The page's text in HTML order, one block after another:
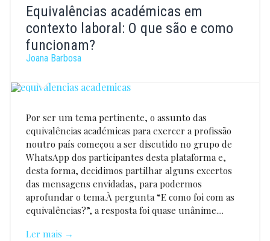
Cerqueira
Equivalências académicas em
contexto laboral: O que são e como
funcionam?
Joana Barbosa
Por ser um tema pertinente, o assunto das
equivalências académicas para exercer a profissão
noutro país começou a ser discutido no grupo de
WhatsApp dos participantes desta plataforma e,
desta forma, decidimos partilhar alguns excertos
das mensagens envidadas, para podermos
aprofundar o tema.À pergunta “E como foi com as
equivalências?”, a resposta foi quase unânime....
Ler mais →